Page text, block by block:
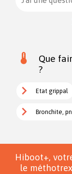
Que
?
Etat grippal
Bronchite,
Hiboot+,
le